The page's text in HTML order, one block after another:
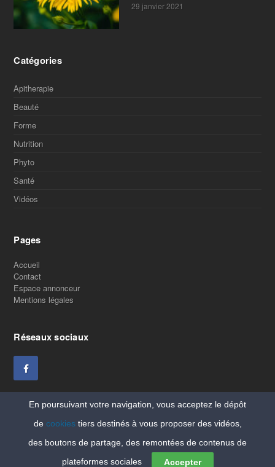
29 janvier 2021
Catégories
Apitherapie
Beauté
Forme
Nutrition
Phyto
Santé
Vidéos
Pages
Accueil
Contact
Espace annonceur
Mentions légales
Réseaux sociaux
Copyright Vitaleforme
En poursuivant votre navigation, vous acceptez le dépôt
de cookiestiers destinés à vous proposer des vidéos,
des boutons de partage, des remontées de contenus de
plateformes sociales
Accepter